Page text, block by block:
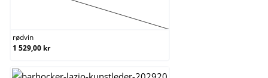
rødvin
(Dette alternativet er foreløpig ikke tilgjengelig.)
rødvin
1 529,00 kr